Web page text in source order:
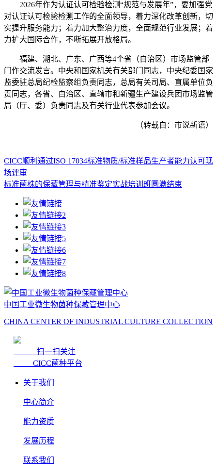
2026年作为认证认可检验检测“规范与发展年”，要加强党
对认证认可检验检测工作的全面领导，着力深化改革创新，切
实提升服务能力；着力加大整治力度，全面规范行业发展；着
力扩大国际合作，不断拓展开放格局。
福建、湖北、广东、广西等4个省（自治区）市场监管部
门作交流发言。中央和国家机关有关部门同志，中央纪委国家
监委驻总局纪检监察组负责同志，总局有关司局、直属单位负
责同志，各省、自治区、直辖市和新疆生产建设兵团市场监管
局（厅、委）负责同志及有关行业代表参加会议。
（转载自：市说新语）
CICC顺利通过ISO 17034标准物质/标准样品生产者能力认可现
场评审
标准菌株的保藏管理与精准鉴定实战培训班圆满结束
中国工业微生物菌种保藏管理中心
CHINA CENTER OF INDUSTRIAL CULTURE COLLECTION
扫一扫关注
CICC菌种平台
关于我们
中心简介
能力资质
发展历程
联系我们